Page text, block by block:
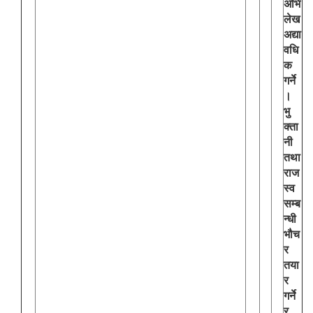
अभि
लेख
अद्या
वधि
क
गर्ने
।
भु
क्ता
नी
तथा
राज
स्व
सम्ब
न्धी
भौच
र
तया
र
गर्ने